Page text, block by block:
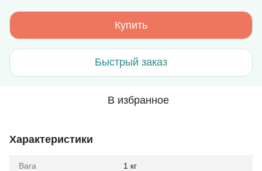
Купить
Быстрый заказ
В избранное
Характеристики
Вага 1 кг